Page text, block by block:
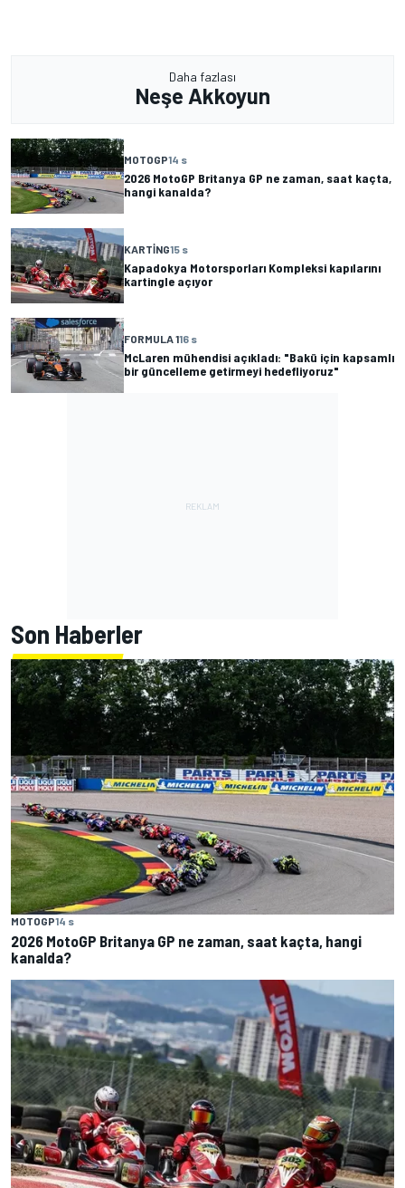
Daha fazlası
Neşe Akkoyun
MOTOGP14 s
2026 MotoGP Britanya GP ne zaman, saat kaçta,
hangi kanalda?
KARTING15 s
Kapadokya Motorsporları Kompleksi kapılarını
kartingle açıyor
FORMULA 116 s
McLaren mühendisi açıkladı: "Bakü için kapsamlı
bir güncelleme getirmeyi hedefliyoruz"
Son Haberler
MOTOGP14 s
2026 MotoGP Britanya GP ne zaman, saat kaçta, hangi
kanalda?